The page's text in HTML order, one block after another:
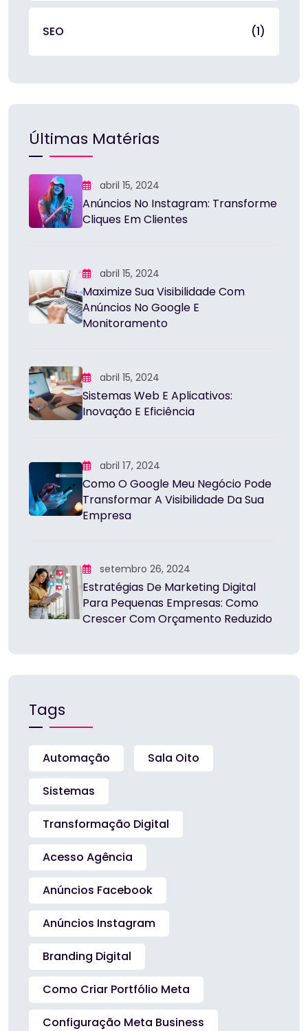
SEO (1)
Últimas Matérias
abril 15, 2024
Anúncios No Instagram: Transforme
Cliques Em Clientes
abril 15, 2024
Maximize Sua Visibilidade Com
Anúncios No Google E
Monitoramento
abril 15, 2024
Sistemas Web E Aplicativos:
Inovação E Eficiência
abril 17, 2024
Como O Google Meu Negócio Pode
Transformar A Visibilidade Da Sua
Empresa
setembro 26, 2024
Estratégias De Marketing Digital
Para Pequenas Empresas: Como
Crescer Com Orçamento Reduzido
Tags
Automação Sala Oito
Sistemas
Transformação Digital
Acesso Agência
Anúncios Facebook
Anúncios Instagram
Branding Digital
Como Criar Portfólio Meta
Configuração Meta Business